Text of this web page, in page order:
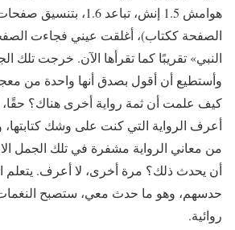
هوامش 1.5 إنش، تباعد
الصفحة ككتاب)، أغلقت عيني فجاءت
النبي» تقريبًا كما تقرأها الآن. خرجت تلك
وأستطيع أن أقول بصدق أنها واحدة من
كيف علمت أن ثمة رواية أخرى هناك؟
أعرف الرواية التي كنت على وشك كتابتها،
من معاني الرواية مشفرة في تلك الجمل
أن يحدث ذلك؟ مرة أخرى، لا أعرف. يتعلم
حدسهم، وهو ما حدث معي، ستصبح النغمات
روائية.